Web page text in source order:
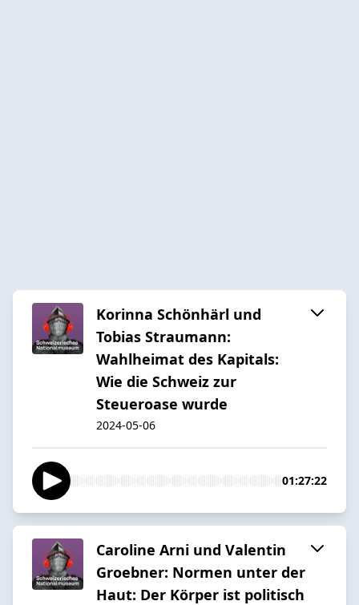
Korinna Schönhärl und
Tobias Straumann:
Wahlheimat des Kapitals:
Wie die Schweiz zur
Steueroase wurde
2024-05-06
01:27:22
Caroline Arni und Valentin
Groebner: Normen unter der
Haut: Der Körper ist politisch